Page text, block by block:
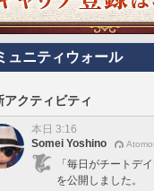
ュニティウォール
アクティビティ
本日 3:16
Somei Yoshino
「毎日がチートデ
を公開しました。